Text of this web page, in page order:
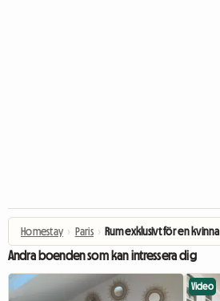
Homestay › Paris › Rum exklusivt för en kvinna
Andra boenden som kan intressera dig
Video